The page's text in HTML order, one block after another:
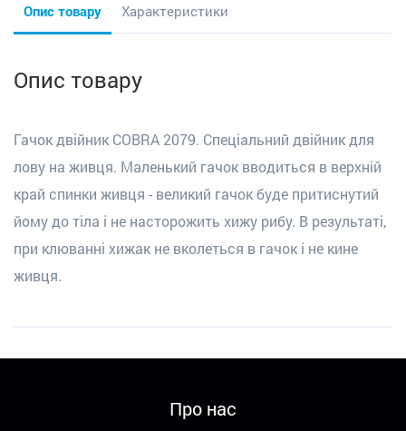
Опис товару Характеристики
Опис товару
Гачок двійник COBRA 2079. Спеціальний двійник для
лову на живця. Маленький гачок вводиться в верхній
край спинки живця - великий гачок буде притиснутий
йому до тіла і не насторожить хижу рибу. В результаті,
при клюванні хижак не вколеться в гачок і не кине
живця.
Про нас